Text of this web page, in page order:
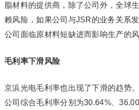
脂材料的提供商，除了公司外，全球
赖风险，如果公司与JSR的业务关系
公司面临原材料短缺进而影响生产的风
毛利率下滑风险
京浜光电毛利率也出现了下滑的趋势
公司综合毛利率分别为30.64%、